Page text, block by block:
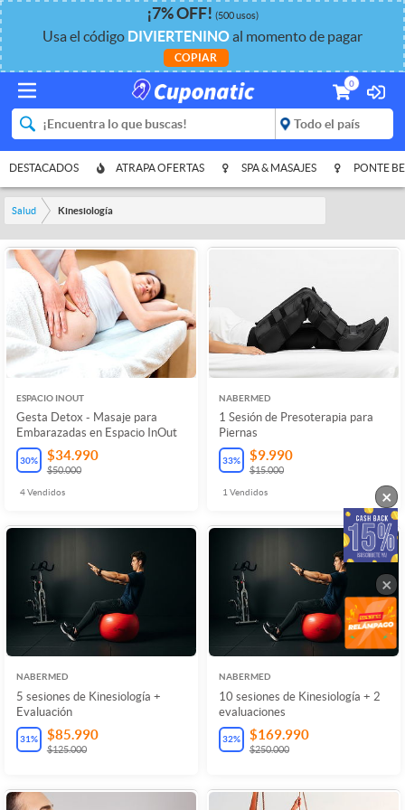
¡7%OFF! (500 usos)
Usa el código DIVIERTENINOal momento de pagar
COPIAR
0
DESTACADOS ATRAPA OFERTAS SPA & MASAJES PONTE
Salud Kinesiología
ESPACIO INOUT
Gesta Detox - Masaje para
Embarazadas en Espacio InOut
30% $34.990
$50.000
4Vendidos
NABERMED
1 Sesión de Presoterapia para
Piernas
33% $9.990
$15.000
1 Vendidos
NABERMED
5 sesiones de Kinesiología +
Evaluación
31% $85.990
$125.000
NABERMED
10 sesiones de Kinesiología + 2
evaluaciones
32% $169.990
$250.000
×
×